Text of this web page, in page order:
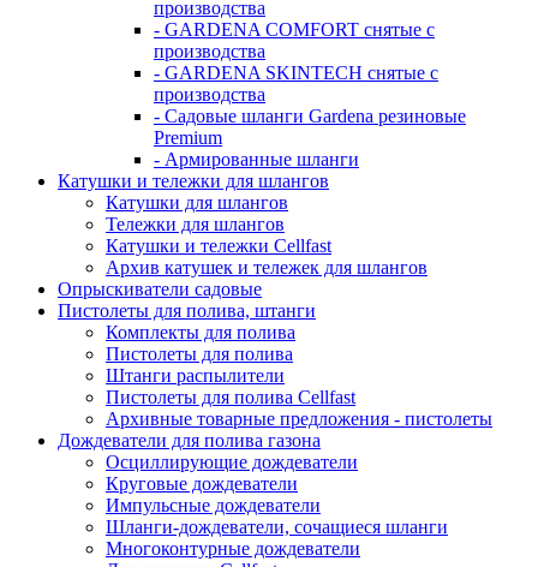
производства
- GARDENA COMFORT снятые с
производства
- GARDENA SKINTECH снятые с
производства
- Садовые шланги Gardena резиновые
Premium
- Армированные шланги
Катушки и тележки для шлангов
Катушки для шлангов
Тележки для шлангов
Катушки и тележки Cellfast
Архив катушек и тележек для шлангов
Опрыскиватели садовые
Пистолеты для полива, штанги
Комплекты для полива
Пистолеты для полива
Штанги распылители
Пистолеты для полива Cellfast
Архивные товарные предложения - пистолеты
Дождеватели для полива газона
Осциллирующие дождеватели
Круговые дождеватели
Импульсные дождеватели
Шланги-дождеватели, сочащиеся шланги
Многоконтурные дождеватели